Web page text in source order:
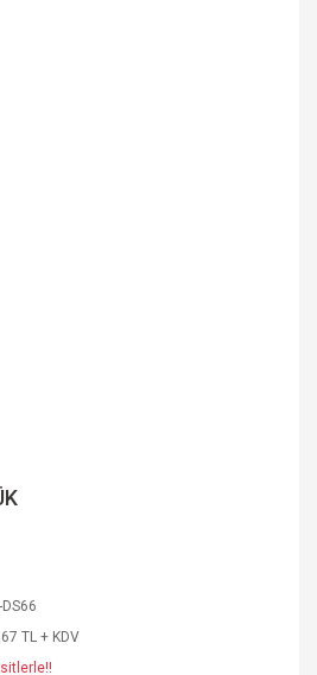
TL + KDV